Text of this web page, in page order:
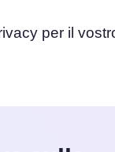
per il